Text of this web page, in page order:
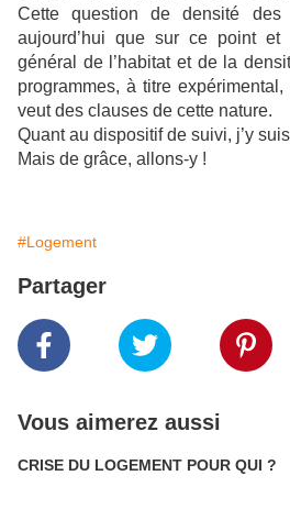
Cette question de densité des
aujourd’hui que sur ce point
général de l’habitat et de la
programmes, à titre
veut des clauses de cette nature.
Quant au dispositif de suivi, j’y
Mais de grâce, allons-y !
#Logement
Partager
Vous aimerez aussi
CRISE DU LOGEMENT POUR QUI ?